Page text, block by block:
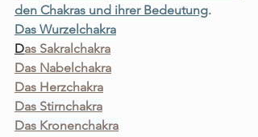
den Chakras und ihrer Bedeutung.
Das Wurzelchakra
Das Sakralchakra
Das Nabelchakra
Das Herzchakra
Das Stirnchakra
Das Kronenchakra